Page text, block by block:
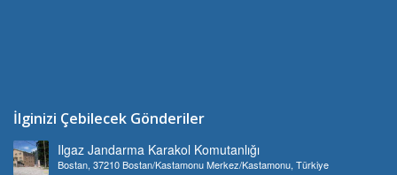
İlginizi Çebilecek Gönderiler
Ilgaz Jandarma Karakol Komutanlığı
Bostan, 37210 Bostan/Kastamonu Merkez/Kastamonu, Türkiye